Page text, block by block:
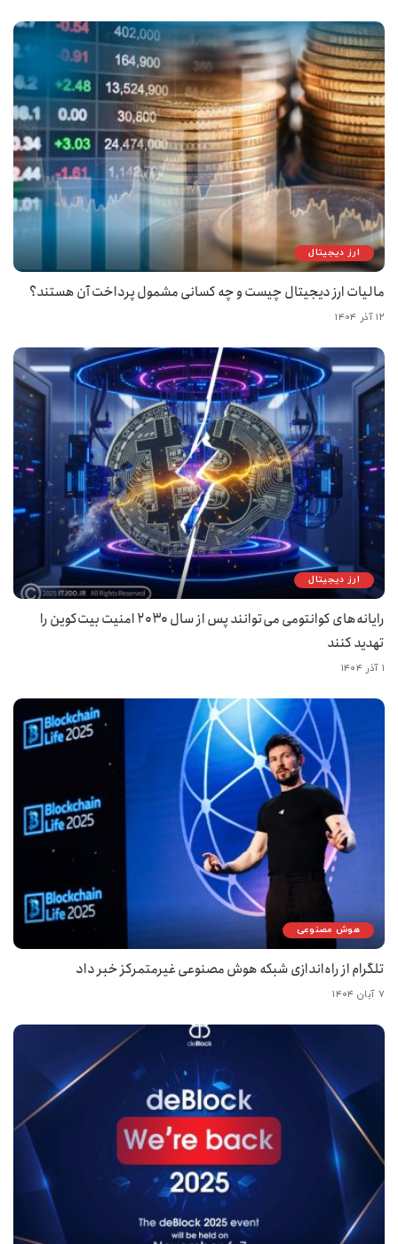
ارز دیجیتال
مالیات ارز دیجیتال چیست و چه کسانی مشمول پرداخت آن هستند؟
۱۲ آذر ۱۴۰۴
ارز دیجیتال
رایانه‌های کوانتومی می‌توانند پس از سال ۲۰۳۰ امنیت بیت‌کوین را
تهدید کنند
۱ آذر ۱۴۰۴
هوش مصنوعی
تلگرام از راه‌اندازی شبکه هوش مصنوعی غیرمتمرکز خبر داد
۷ آبان ۱۴۰۴